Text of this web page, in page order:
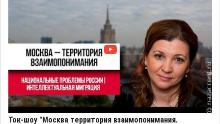
Ток-шоу "Москва территория взаимопонимания.